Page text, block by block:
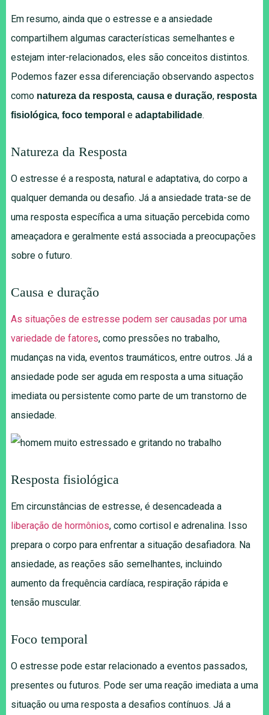
Em resumo, ainda que o estresse e a ansiedade
compartilhem algumas características semelhantes e
estejam inter-relacionados, eles são conceitos distintos.
Podemos fazer essa diferenciação observando aspectos
como natureza da resposta, causa e duração, resposta
fisiológica, foco temporal e adaptabilidade.
Natureza da Resposta
O estresse é a resposta, natural e adaptativa, do corpo a
qualquer demanda ou desafio. Já a ansiedade trata-se de
uma resposta específica a uma situação percebida como
ameaçadora e geralmente está associada a preocupações
sobre o futuro.
Causa e duração
As situações de estresse podem ser causadas por uma
variedade de fatores, como pressões no trabalho,
mudanças na vida, eventos traumáticos, entre outros. Já a
ansiedade pode ser aguda em resposta a uma situação
imediata ou persistente como parte de um transtorno de
ansiedade.
Resposta fisiológica
Em circunstâncias de estresse, é desencadeada a
liberação de hormônios, como cortisol e adrenalina. Isso
prepara o corpo para enfrentar a situação desafiadora. Na
ansiedade, as reações são semelhantes, incluindo
aumento da frequência cardíaca, respiração rápida e
tensão muscular.
Foco temporal
O estresse pode estar relacionado a eventos passados,
presentes ou futuros. Pode ser uma reação imediata a uma
situação ou uma resposta a desafios contínuos. Já a